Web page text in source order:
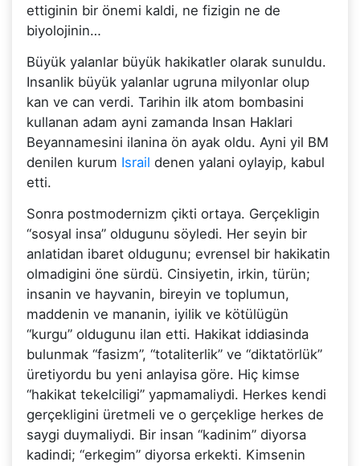
ettiginin bir önemi kaldi, ne fizigin ne de
biyolojinin…
Büyük yalanlar büyük hakikatler olarak sunuldu.
Insanlik büyük yalanlar ugruna milyonlar olup
kan ve can verdi. Tarihin ilk atom bombasini
kullanan adam ayni zamanda Insan Haklari
Beyannamesini ilanina ön ayak oldu. Ayni yil BM
denilen kurum Israil denen yalani oylayip, kabul
etti.
Sonra postmodernizm çikti ortaya. Gerçekligin
“sosyal insa” oldugunu söyledi. Her seyin bir
anlatidan ibaret oldugunu; evrensel bir hakikatin
olmadigini öne sürdü. Cinsiyetin, irkin, türün;
insanin ve hayvanin, bireyin ve toplumun,
maddenin ve mananin, iyilik ve kötülügün
“kurgu” oldugunu ilan etti. Hakikat iddiasinda
bulunmak “fasizm”, “totaliterlik” ve “diktatörlük”
üretiyordu bu yeni anlayisa göre. Hiç kimse
“hakikat tekelciligi” yapmamaliydi. Herkes kendi
gerçekligini üretmeli ve o gerçeklige herkes de
saygi duymaliydi. Bir insan “kadinim” diyorsa
kadindi; “erkegim” diyorsa erkekti. Kimsenin